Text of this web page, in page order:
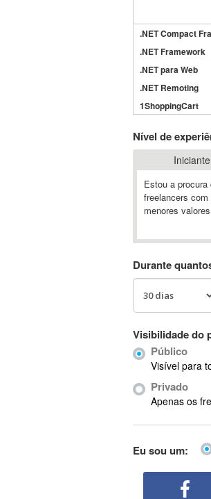
.NET Compact
.NET Framework
.NET para Web
.NET Remoting
1ShoppingCart
3GSM
4D Dimension
802.11
A&P
A-GPS
Ab Initio
ABIS
AbleCommerce
Ableton Live
Abstract Window
Nível de
Iniciante
Estou a procura
freelancers com
menores
Durante
Visibilidade do
Público
Visível para
Privado
Apenas os
Eu sou um: